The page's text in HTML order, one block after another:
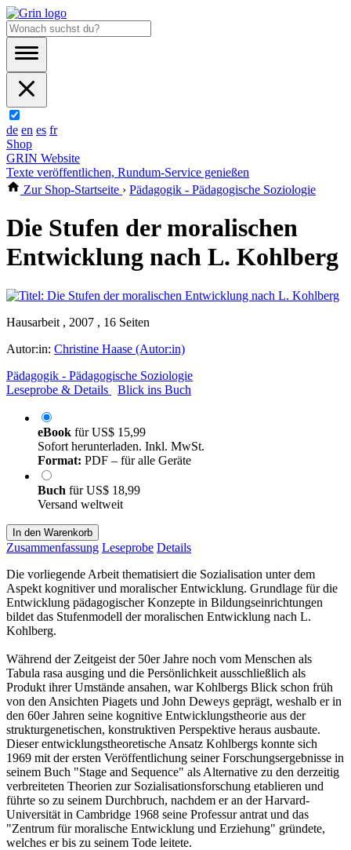
de en es fr
Shop
GRIN Website
Texte veröffentlichen, Rundum-Service genießen
Zur Shop-Startseite › Pädagogik - Pädagogische Soziologie
Die Stufen der moralischen
Entwicklung nach L. Kohlberg
Hausarbeit , 2007 , 16 Seiten
Autor:in: Christine Haase (Autor:in)
Pädagogik - Pädagogische Soziologie
Leseprobe & Details
Blick ins Buch
eBook fürUS$ 15,99
Sofort herunterladen. Inkl. MwSt.
Format: PDF – für alle Geräte
Buch fürUS$ 18,99
Versand weltweit
In den Warenkorb
Zusammenfassung Leseprobe Details
Die vorliegende Arbeit thematisiert die Sozialisation unter dem
Aspekt kognitiver und moralischer Entwicklung. Grundlage für die
Entwicklung pädagogischer Konzepte in Bildungseinrichtungen
bildet das Stufenmodell der moralischen Entwicklung nach L.
Kohlberg.
Während der Zeitgeist der 50er Jahre noch vom Menschen als
Tabula rasa ausging und die Persönlichkeit ausschließlich als
Produkt ihrer Umstände ansahen, war Kohlbergs Blick schon früh
von den Ansichten Piagets und John Deweys geprägt, weshalb er in
den 60er Jahren seine kognitive Entwicklungstheorie aus der
strukturgenetischen, konstruktiven Perspektive heraus ausbaute.
Dieser entwicklungstheoretische Ansatz Kohlbergs konnte sich
1969 mit der ersten Veröffentlichung seiner Forschungsergebnisse in
seinem Buch "Stage and Sequence" als Alternative zu den derzeitig
verbreiteten Theorien zur Sozialisationsforschung etablieren und
führte so zu seinem Durchbruch, nachdem er an der Harvard-
Universität in Cambridge 1968 seine Professur antrat und das
"Zentrum für moralische Entwicklung und Erziehung" gründete,
welches er bis zu seinem Tode leitete.